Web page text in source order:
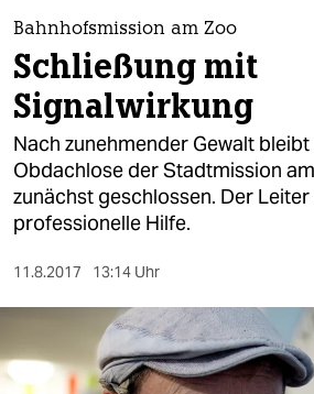
themen
politik
öko
gesellschaft
kultur
sport
nord
Bahnhofsmission am Zoo
Schließung mit
Signalwirkung
Nach zunehmender Gewalt
Obdachlose der Stadtmission
zunächst geschlossen. Der
professionelle Hilfe.
11.8.2017 13:14 Uhr